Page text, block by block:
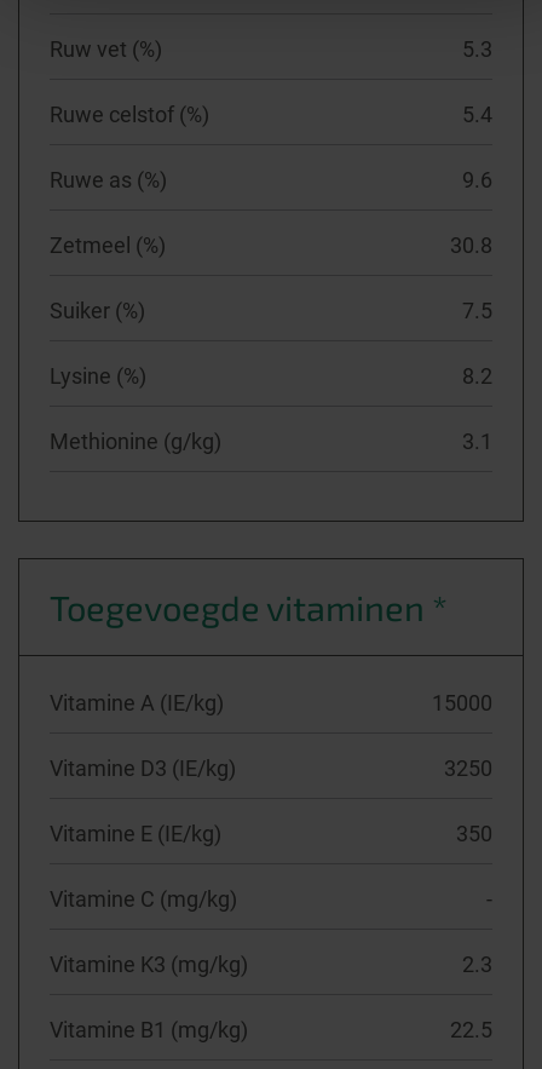
Ruw vet (%) 5.3
Ruwe celstof (%) 5.4
Ruwe as (%) 9.6
Zetmeel (%) 30.8
Suiker (%) 7.5
Lysine (%) 8.2
Methionine (g/kg) 3.1
Toegevoegde vitaminen *
Vitamine A (IE/kg) 15000
Vitamine D3 (IE/kg) 3250
Vitamine E (IE/kg) 350
Vitamine C (mg/kg) -
Vitamine K3 (mg/kg) 2.3
Vitamine B1 (mg/kg) 22.5